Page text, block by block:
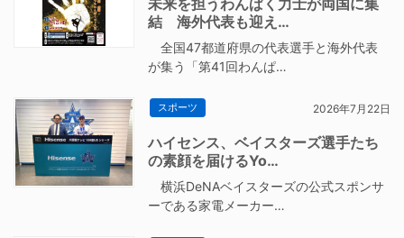
結 海外代表も迎え…
全国47都道府県の代表選手と海外代表
が集う「第41回わんぱ…
スポーツ 2026年7月22日
ハイセンス、ベイスターズ選手たち
の素顔を届けるYo…
横浜DeNAベイスターズの公式スポンサ
ーである家電メーカー…